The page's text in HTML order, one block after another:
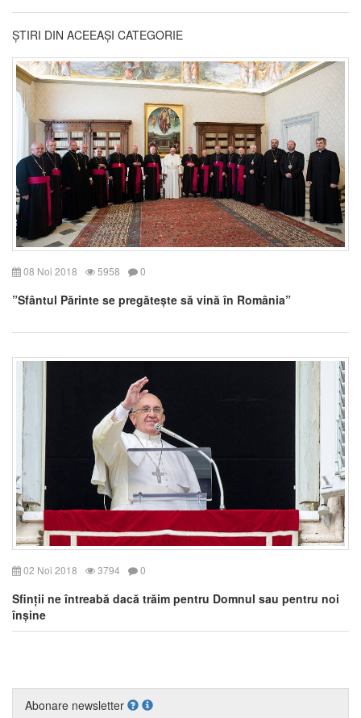
ȘTIRI DIN ACEEAȘI CATEGORIE
08 Noi 2018 5958 0
”Sfântul Părinte se pregătește să vină în România”
02 Noi 2018 3794 0
Sfinții ne întreabă dacă trăim pentru Domnul sau pentru noi
înșine
Abonare newsletter